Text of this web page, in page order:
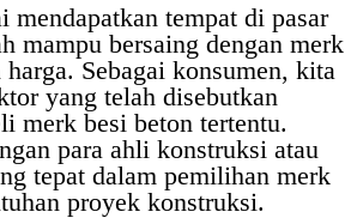
tempat di pasar
mampu bersaing dengan merk
Sebagai konsumen, kita
yang telah disebutkan
merk besi beton tertentu.
para ahli konstruksi atau
tepat dalam pemilihan merk
proyek konstruksi.